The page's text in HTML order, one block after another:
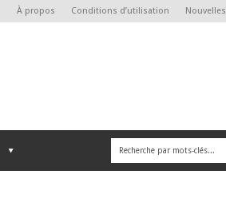
À propos Conditions d’utilisation Nouvelles